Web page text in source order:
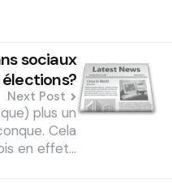
sociaux
Next Post
plus un
Cela
en effet…